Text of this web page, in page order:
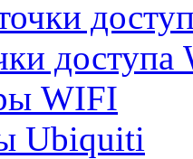
доступа
WIFI
Ubiquiti